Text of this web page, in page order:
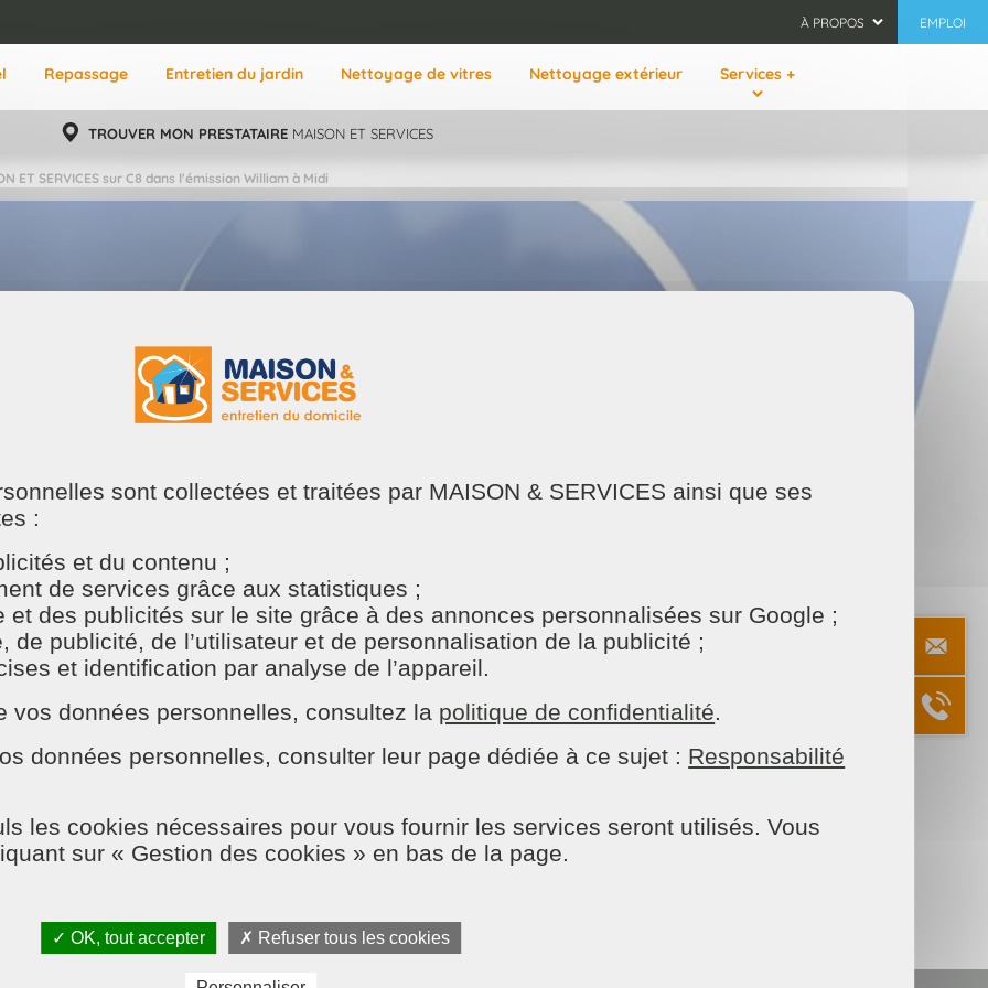
À PROPOS EMPLOI
Repassage Entretien du jardin Nettoyage de vitres Nettoyage extérieur Services +
TROUVER MON PRESTATAIRE MAISON ET SERVICES
ET SERVICES sur C8 dans l'émission William à Midi
C8 dans l'émission William à Midi
Facebook
Twitter
votre salle de bains.
sont collectées et traitées par MAISON & SERVICES ainsi que ses
:
et du contenu ;
de services grâce aux statistiques ;
et des publicités sur le site grâce à des annonces personnalisées sur Google ;
de publicité, de l’utilisateur et de personnalisation de la publicité ;
et identification par analyse de l’appareil.
vos données personnelles, consultez la politique de confidentialité.
données personnelles, consulter leur page dédiée à ce sujet : Responsabilité
les cookies nécessaires pour vous fournir les services seront utilisés. Vous
sur « Gestion des cookies » en bas de la page.
✓ OK, tout accepter ✗ Refuser tous les cookies